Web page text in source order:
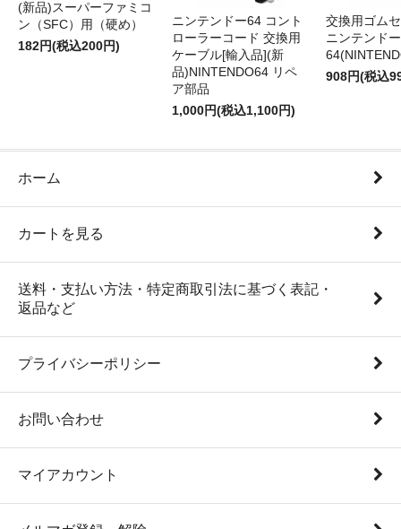
(新品)スーパーファミコ
ン（SFC）用（硬め）
182円(税込200円)
ニンテンドー64 コント
ローラーコード 交換用
ケーブル[輸入品](新
品)NINTENDO64 リペ
ア部品
1,000円(税込1,100円)
交換用ゴム
ニンテンドー
908円(税込
ホーム
カートを見る
送料・支払い方法・特定商取引法に基づく表記・
返品など
プライバシーポリシー
お問い合わせ
マイアカウント